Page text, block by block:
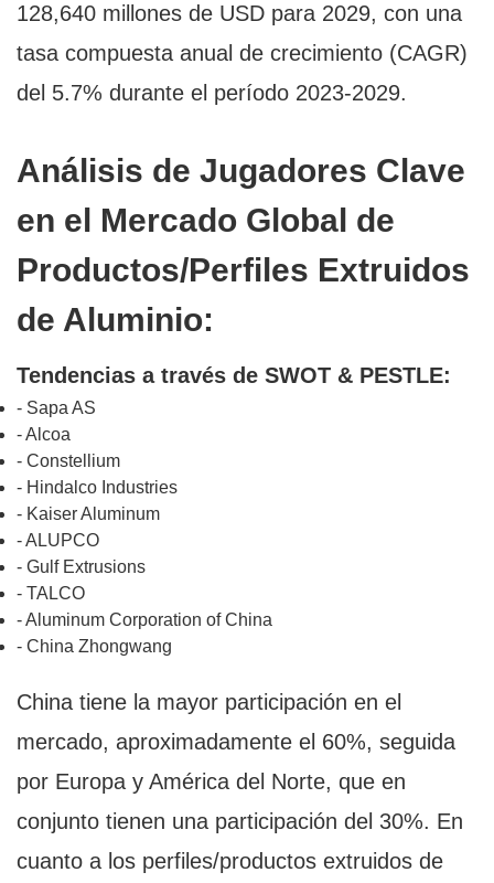
128,640 millones de USD para 2029, con una
tasa compuesta anual de crecimiento (CAGR)
del 5.7% durante el período 2023-2029.
Análisis de Jugadores Clave
en el Mercado Global de
Productos/Perfiles Extruidos
de Aluminio:
Tendencias a través de SWOT & PESTLE:
- Sapa AS
- Alcoa
- Constellium
- Hindalco Industries
- Kaiser Aluminum
- ALUPCO
- Gulf Extrusions
- TALCO
- Aluminum Corporation of China
- China Zhongwang
China tiene la mayor participación en el
mercado, aproximadamente el 60%, seguida
por Europa y América del Norte, que en
conjunto tienen una participación del 30%. En
cuanto a los perfiles/productos extruidos de